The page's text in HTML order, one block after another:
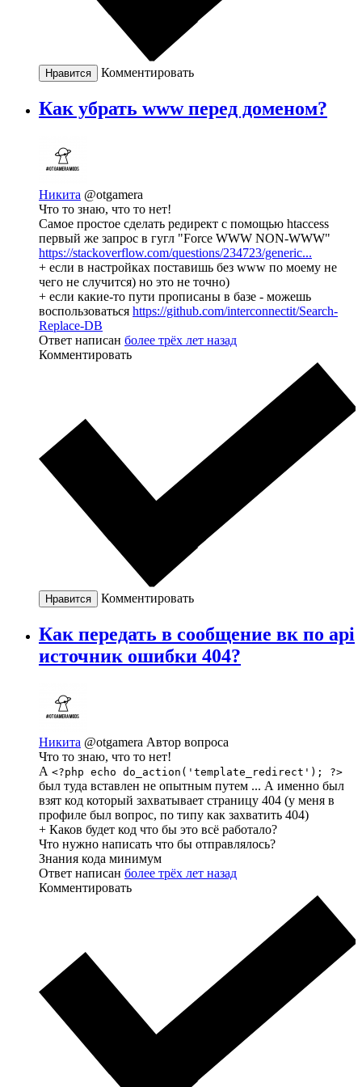
Нравится Комментировать
Как убрать www перед доменом?
Никита @otgamera
Что то знаю, что то нет!
Самое простое сделать редирект с помощью htaccess
первый же запрос в гугл "Force WWW NON-WWW"
https://stackoverflow.com/questions/234723/generic...
+ если в настройках поставишь без www по моему не
чего не случится) но это не точно)
+ если какие-то пути прописаны в базе - можешь
воспользоваться https://github.com/interconnectit/Search-
Replace-DB
Ответ написан более трёх лет назад
Комментировать
Нравится Комментировать
Как передать в сообщение вк по api
источник ошибки 404?
Никита @otgamera Автор вопроса
Что то знаю, что то нет!
А <?php echo do_action('template_redirect'); ?>
был туда вставлен не опытным путем ... А именно был
взят код который захватывает страницу 404 (у меня в
профиле был вопрос, по типу как захватить 404)
+ Каков будет код что бы это всё работало?
Что нужно написать что бы отправлялось?
Знания кода минимум
Ответ написан более трёх лет назад
Комментировать